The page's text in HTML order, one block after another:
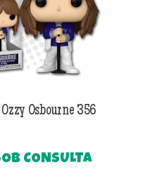
Osbourne 356
CONSULTA